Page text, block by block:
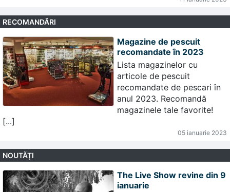
RECOMANDĂRI
Magazine de pescuit
recomandate în 2023
Lista magazinelor cu
articole de pescuit
recomandate de pescari în
anul 2023. Recomandă
magazinele tale favorite!
[...]
05 ianuarie 2023
NOUTĂȚI
The Live Show revine din 9
ianuarie